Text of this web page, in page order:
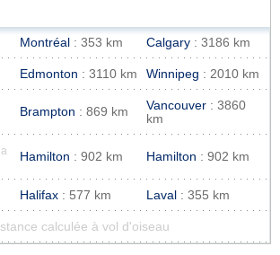
Montréal : 353 km Calgary : 3186 km
Edmonton : 3110 km Winnipeg : 2010 km
Brampton : 869 km Vancouver : 3860
km
la
Hamilton : 902 km Hamilton : 902 km
Halifax : 577 km Laval : 355 km
calculée à vol d'oiseau